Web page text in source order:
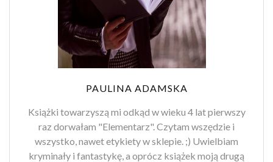
PAULINA ADAMSKA
Książki towarzyszą mi odkąd w wieku 4 lat pierwszy
raz dorwałam "Elementarz". Czytam wszędzie i
wszystko, nawet etykiety w sklepie. ;) Uwielbiam
kryminały i fantastykę, a oprócz książek moją drugą